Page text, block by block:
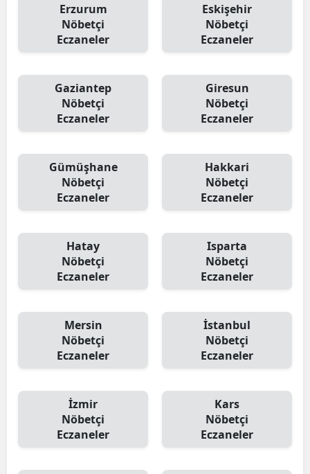
Erzurum
Nöbetçi
Eczaneler
Eskişehir
Nöbetçi
Eczaneler
Gaziantep
Nöbetçi
Eczaneler
Giresun
Nöbetçi
Eczaneler
Gümüşhane
Nöbetçi
Eczaneler
Hakkari
Nöbetçi
Eczaneler
Hatay
Nöbetçi
Eczaneler
Isparta
Nöbetçi
Eczaneler
Mersin
Nöbetçi
Eczaneler
İstanbul
Nöbetçi
Eczaneler
İzmir
Nöbetçi
Eczaneler
Kars
Nöbetçi
Eczaneler